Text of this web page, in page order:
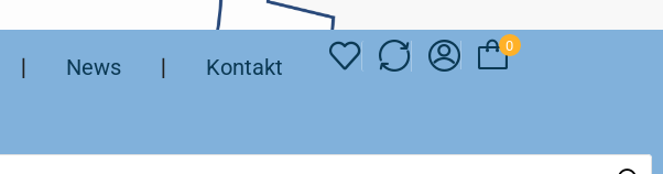
❘ News ❘ Kontakt
0